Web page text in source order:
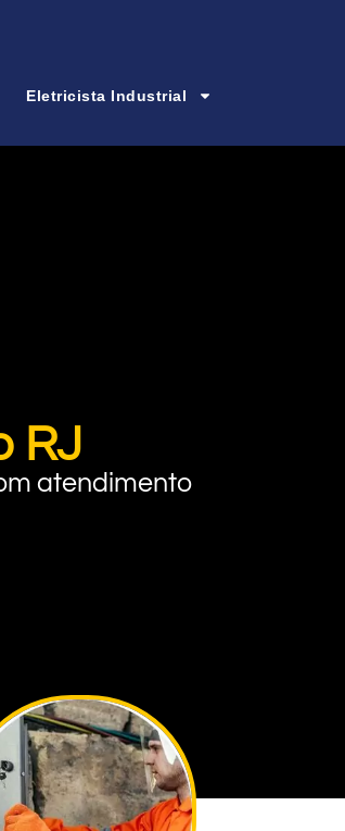
Eletricista Industrial
RJ
atendimento